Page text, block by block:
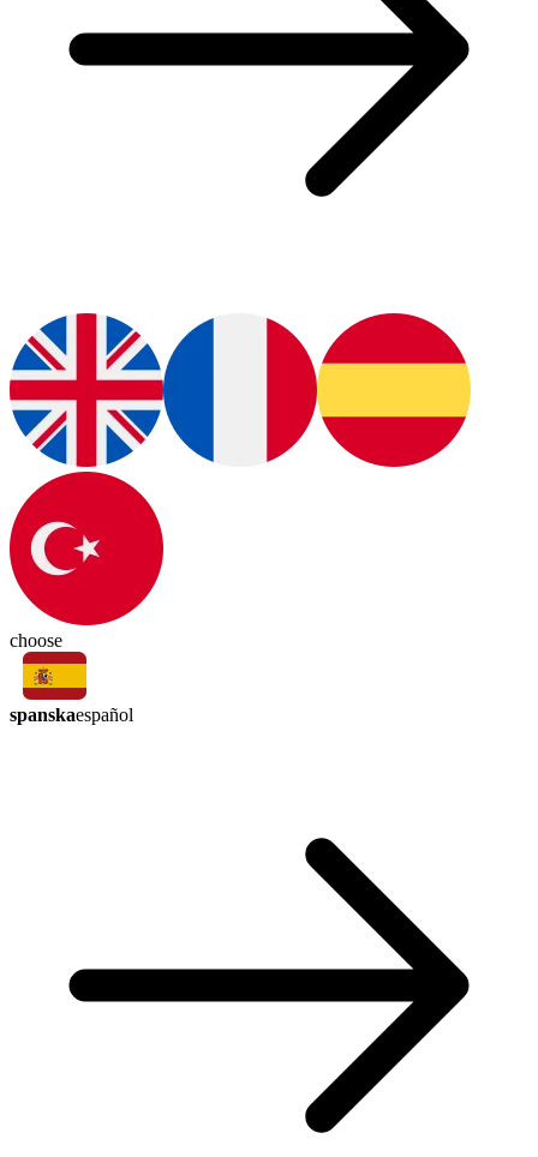
choose
spanskaespañol